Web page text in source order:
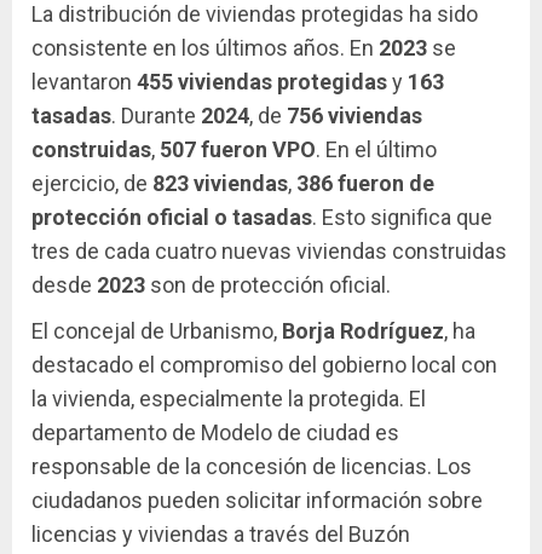
La distribución de viviendas protegidas ha sido
consistente en los últimos años. En 2023 se
levantaron 455 viviendas protegidasy 163
tasadas. Durante 2024, de 756 viviendas
construidas, 507 fueron VPO. En el último
ejercicio, de 823 viviendas, 386 fueron de
protección oficial o tasadas. Esto significa que
tres de cada cuatro nuevas viviendas construidas
desde 2023 son de protección oficial.
El concejal de Urbanismo, Borja Rodríguez, ha
destacado el compromiso del gobierno local con
la vivienda, especialmente la protegida. El
departamento de Modelo de ciudad es
responsable de la concesión de licencias. Los
ciudadanos pueden solicitar información sobre
licencias y viviendas a través del Buzón